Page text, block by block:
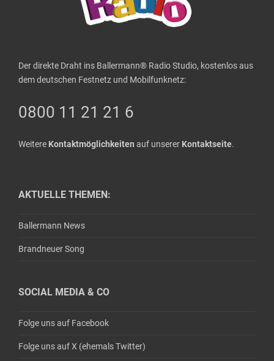
Der direkte Draht ins Ballermann® Radio Studio, kostenlos aus
dem deutschen Festnetz und Mobilfunknetz:
0800 11 21 21 6
Weitere Kontaktmöglichkeiten auf unserer Kontaktseite.
AKTUELLE THEMEN:
Ballermann News
Brandneuer Song
SOCIAL MEDIA & CO
Folge uns auf Facebook
Folge uns auf X (ehemals Twitter)